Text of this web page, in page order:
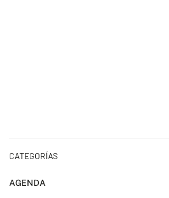
CATEGORÍAS
AGENDA